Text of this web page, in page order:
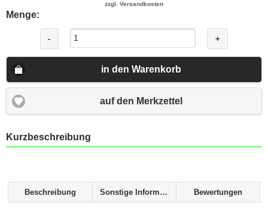
zzgl. Versandkosten
Menge:
- +
in den Warenkorb
auf den Merkzettel
Kurzbeschreibung
Beschreibung Sonstige Informationen Bewertungen